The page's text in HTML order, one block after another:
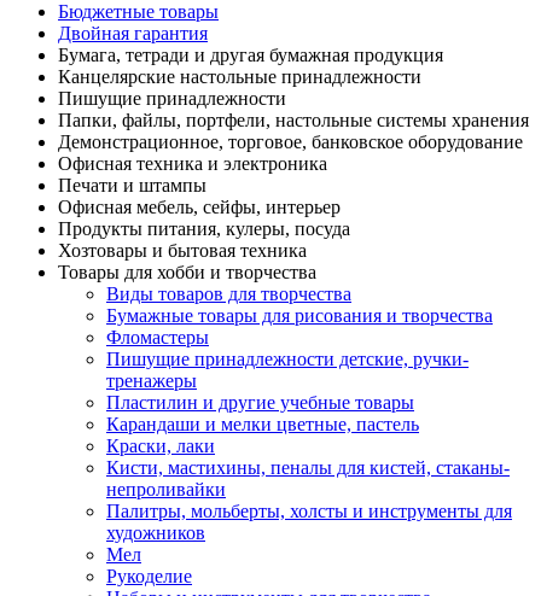
Бюджетные товары
Двойная гарантия
Бумага, тетради и другая бумажная продукция
Канцелярские настольные принадлежности
Пишущие принадлежности
Папки, файлы, портфели, настольные системы хранения
Демонстрационное, торговое, банковское оборудование
Офисная техника и электроника
Печати и штампы
Офисная мебель, сейфы, интерьер
Продукты питания, кулеры, посуда
Хозтовары и бытовая техника
Товары для хобби и творчества
Виды товаров для творчества
Бумажные товары для рисования и творчества
Фломастеры
Пишущие принадлежности детские, ручки-
тренажеры
Пластилин и другие учебные товары
Карандаши и мелки цветные, пастель
Краски, лаки
Кисти, мастихины, пеналы для кистей, стаканы-
непроливайки
Палитры, мольберты, холсты и инструменты для
художников
Мел
Рукоделие